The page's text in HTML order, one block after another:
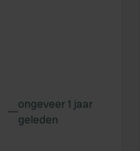
—ongeveer 1 jaar
geleden